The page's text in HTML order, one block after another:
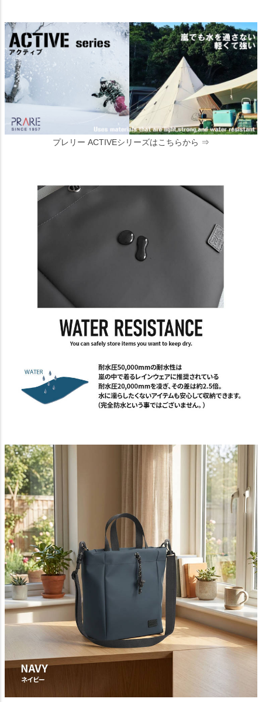
プレリー ACTIVEシリーズはこちらから ⇒